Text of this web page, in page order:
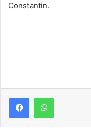
Constantin.